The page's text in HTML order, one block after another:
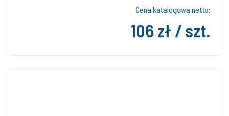
Cena katalogowa netto:
106 zł / szt.